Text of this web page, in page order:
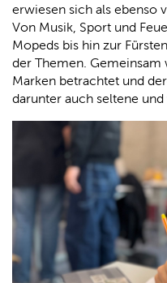
erwiesen sich als ebenso
Von Musik, Sport und
Mopeds bis hin zur
der Themen. Gemeinsam
Marken betrachtet und
darunter auch seltene